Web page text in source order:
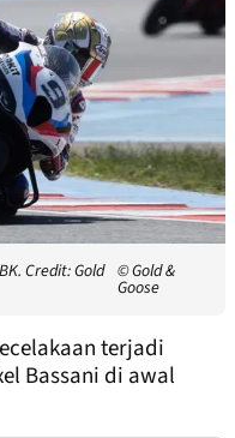
Credit: Gold © Gold &
Goose
terjadi
Bassani di awal